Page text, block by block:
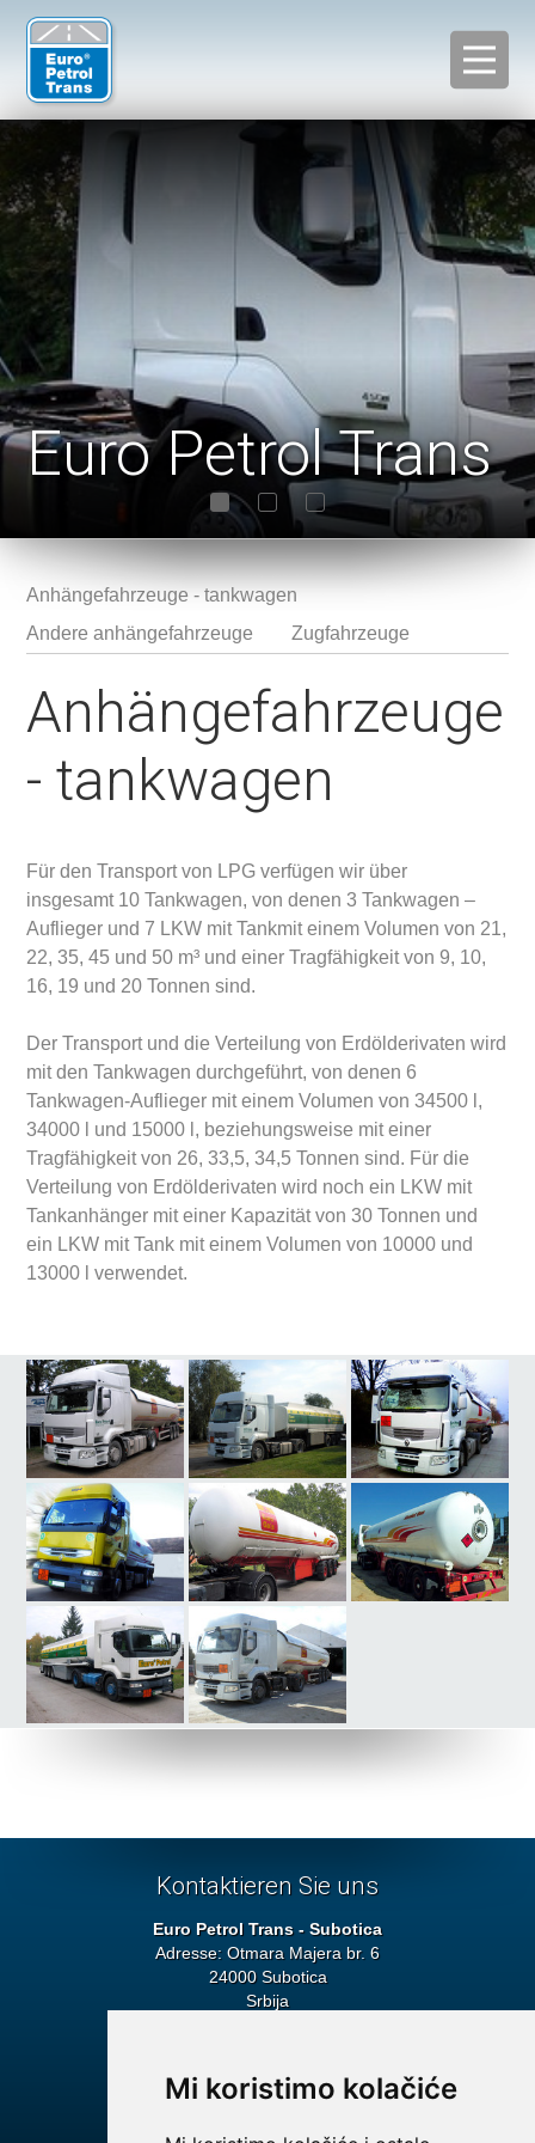
Mi koristimo kolačiće
Euro Petrol Trans
1 2
Anhängefahrzeuge - tankwagen
Andere anhängefahrzeuge
Zugfahrzeuge
Anhängefahrzeuge
- tankwagen
Für den Transport von LPG verfügen wir über
insgesamt 10 Tankwagen, von denen 3 Tankwagen –
Auflieger und 7 LKW mit Tankmit einem Volumen von 21,
22, 35, 45 und 50 m³ und einer Tragfähigkeit von 9, 10,
16, 19 und 20 Tonnen sind.
Der Transport und die Verteilung von Erdölderivaten wird
mit den Tankwagen durchgeführt, von denen 6
Tankwagen-Auflieger mit einem Volumen von 34500 l,
34000 l und 15000 l, beziehungsweise mit einer
Tragfähigkeit von 26, 33,5, 34,5 Tonnen sind. Für die
Verteilung von Erdölderivaten wird noch ein LKW mit
Tankanhänger mit einer Kapazität von 30 Tonnen und
ein LKW mit Tank mit einem Volumen von 10000 und
13000 l verwendet.
Kontaktieren Sie uns
Euro Petrol Trans - Subotica
Adresse: Otmara Majera br. 6
24000 Subotica
Srbija
Fax: + 381 24 552 272
E-mail:info@euro-petroltrans.com